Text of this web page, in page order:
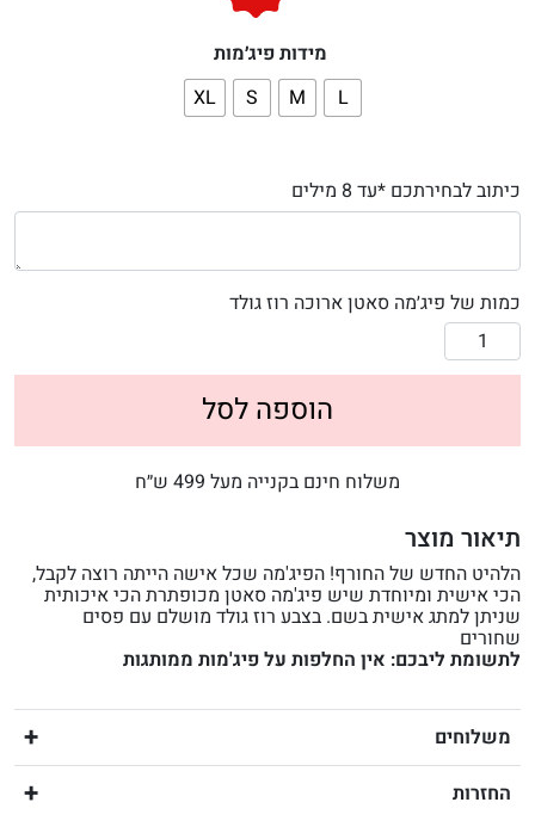
מידות פיג׳מות
L
M
S
XL
כיתוב לבחירתכם *עד 8 מילים
כמות של פיג׳מה סאטן ארוכה רוז גולד
הוספה לסל
משלוח חינם בקנייה מעל 499 ש״ח
תיאור מוצר
הלהיט החדש של החורף! הפיג'מה שכל אישה הייתה רוצה לקבל,
הכי אישית ומיוחדת שיש פיג'מה סאטן מכופתרת הכי איכותית
שניתן למתג אישית בשם. בצבע רוז גולד מושלם עם פסים
שחורים
לתשומת ליבכם: אין החלפות על פיג'מות ממותגות
משלוחים
החזרות